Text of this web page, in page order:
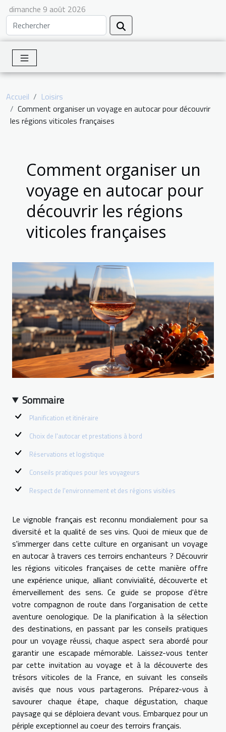
dimanche 9 août 2026
Accueil
Loisirs
Comment organiser un voyage en autocar pour découvrir
les régions viticoles françaises
Comment organiser un
voyage en autocar pour
découvrir les régions
viticoles françaises
Sommaire
Planification et itinéraire
Choix de l'autocar et prestations à bord
Réservations et logistique
Conseils pratiques pour les voyageurs
Respect de l'environnement et des régions visitées
Le vignoble français est reconnu mondialement pour sa
diversité et la qualité de ses vins. Quoi de mieux que de
s'immerger dans cette culture en organisant un voyage
en autocar à travers ces terroirs enchanteurs ? Découvrir
les régions viticoles françaises de cette manière offre
une expérience unique, alliant convivialité, découverte et
émerveillement des sens. Ce guide se propose d'être
votre compagnon de route dans l'organisation de cette
aventure oenologique. De la planification à la sélection
des destinations, en passant par les conseils pratiques
pour un voyage réussi, chaque aspect sera abordé pour
garantir une escapade mémorable. Laissez-vous tenter
par cette invitation au voyage et à la découverte des
trésors viticoles de la France, en suivant les conseils
avisés que nous vous partagerons. Préparez-vous à
savourer chaque étape, chaque dégustation, chaque
paysage qui se déploiera devant vous. Embarquez pour un
périple exceptionnel au coeur des terroirs français.